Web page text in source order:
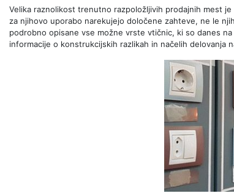
Velika raznolikost trenutno razpoložljivih prodajnih mest
za njihovo uporabo narekujejo določene zahteve, ne le
podrobno opisane vse možne vrste vtičnic, ki so danes
informacije o konstrukcijskih razlikah in načelih delovanja